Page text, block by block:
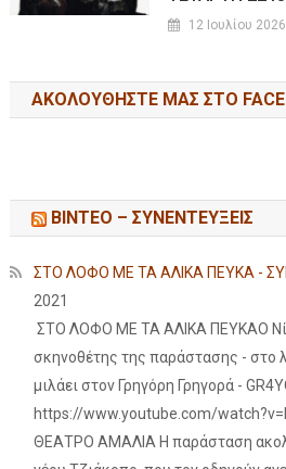
12 Ιουλίου 2026
ΑΚΟΛΟΥΘΉΣΤΕ ΜΑΣ ΣΤΟ
ΒΙΝΤΕΟ – ΣΥΝΕΝΤΕΥΞΕΙΣ
ΣΤΟ ΛΟΦΟ ΜΕ ΤΑ ΑΛΙΚΑ ΠΕΥΚΑ -
2021
ΣΤΟ ΛΟΦΟ ΜΕ ΤΑ ΑΛΙΚΑ ΠΕΥΚΑΟ
σκηνοθέτης της παράστασης - στο
μιλάει στον Γρηγόρη Γρηγορά -
https://www.youtube.com/
ΘΕΑΤΡΟ ΑΜΑΛΙΑ Η παράσταση